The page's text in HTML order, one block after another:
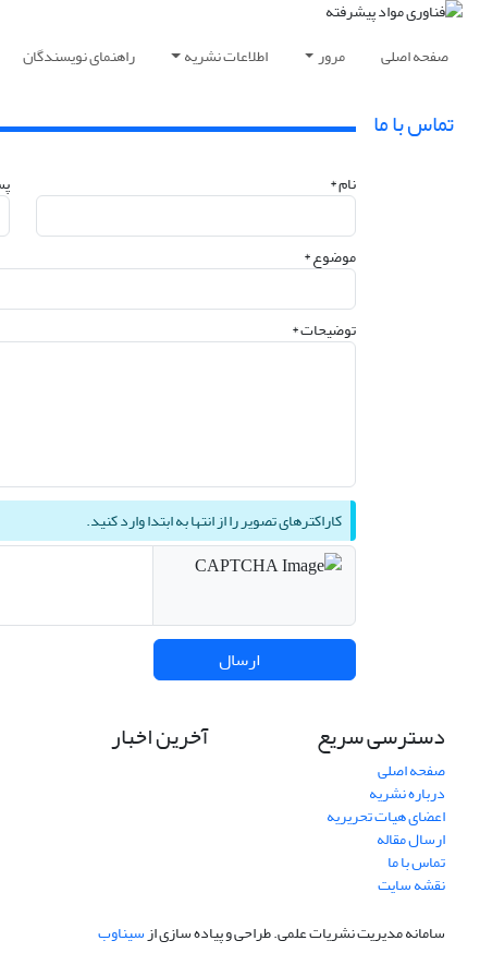
صفحه اصلی مرور اطلاعات نشریه راهنمای نویسندگان
تماس با ما
نام *
موضوع *
توضیحات *
کاراکترهای تصویر را از انتها به ابتدا وارد کنید.
ارسال
دسترسی سریع
صفحه اصلی
درباره نشریه
اعضای هیات تحریریه
ارسال مقاله
تماس با ما
نقشه سایت
آخرین اخبار
سامانه مدیریت نشریات علمی.طراحی و پیاده سازی ازسیناوب